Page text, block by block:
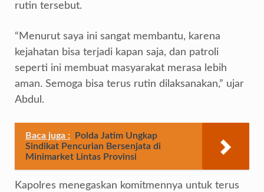
rutin tersebut.
“Menurut saya ini sangat membantu, karena
kejahatan bisa terjadi kapan saja, dan patroli
seperti ini membuat masyarakat merasa lebih
aman. Semoga bisa terus rutin dilaksanakan,” ujar
Abdul.
Baca juga :
Polda Jatim Ungkap
Sindikat Pencurian Bersenjata di
Minimarket Lintas Provinsi
Kapolres menegaskan komitmennya untuk terus